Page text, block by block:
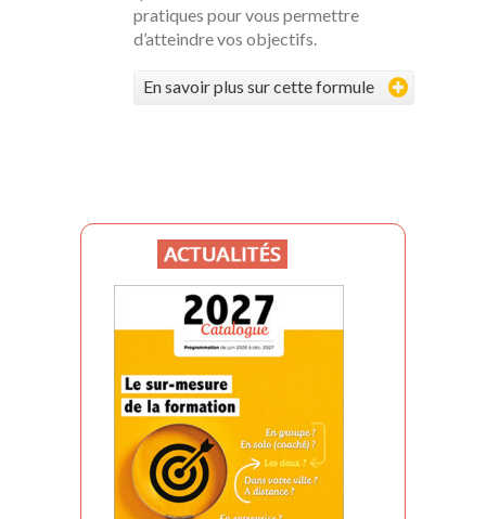
pratiques pour vous permettre
d’atteindre vos objectifs.
En savoir plus sur cette formule